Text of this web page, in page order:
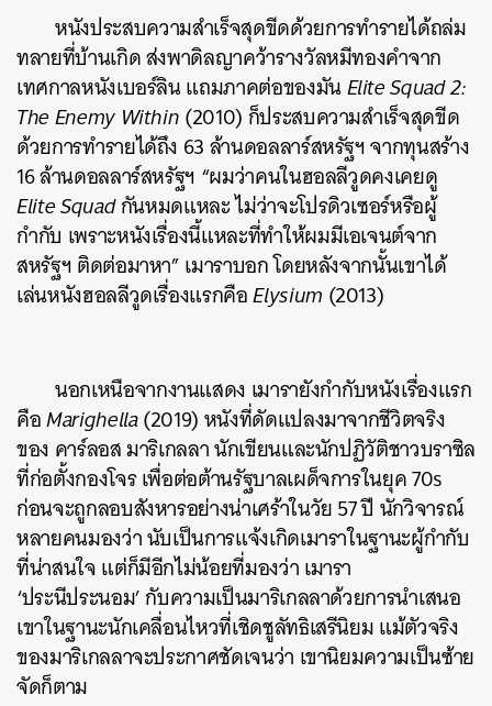
หนังประสบความสำเร็จสุดขีดด้วยการทำรายได้ถล่ม
ทลายที่บ้านเกิด ส่งพาดิลญาคว้ารางวัลหมีทองคำจาก
เทศกาลหนังเบอร์ลิน แถมภาคต่อของมันElite Squad 2:
The Enemy Within(2010) ก็ประสบความสำเร็จสุดขีด
ด้วยการทำรายได้ถึง 63 ล้านดอลลาร์สหรัฐฯ จากทุนสร้าง
16 ล้านดอลลาร์สหรัฐฯ “ผมว่าคนในฮอลลีวูดคงเคยดู
Elite Squadกันหมดแหละ ไม่ว่าจะโปรดิวเซอร์หรือผู้
กำกับ เพราะหนังเรื่องนี้แหละที่ทำให้ผมมีเอเจนต์จาก
สหรัฐฯ ติดต่อมาหา” เมาราบอก โดยหลังจากนั้นเขาได้
เล่นหนังฮอลลีวูดเรื่องแรกคือElysium (2013)
นอกเหนือจากงานแสดง เมารายังกำกับหนังเรื่องแรก
คือMarighella(2019)หนังที่ดัดแปลงมาจากชีวิตจริง
ของ คาร์ลอส มาริเกลลา นักเขียนและนักปฏิวัติชาวบราซิล
ที่ก่อตั้งกองโจร เพื่อต่อต้านรัฐบาลเผด็จการในยุค 70s
ก่อนจะถูกลอบสังหารอย่างน่าเศร้าในวัย 57 ปี นักวิจารณ์
หลายคนมองว่า นับเป็นการแจ้งเกิดเมาราในฐานะผู้กำกับ
ที่น่าสนใจ แต่ก็มีอีกไม่น้อยที่มองว่า เมารา
‘ประนีประนอม’ กับความเป็นมาริเกลลาด้วยการนำเสนอ
เขาในฐานะนักเคลื่อนไหวที่เชิดชูลัทธิเสรีนิยม แม้ตัวจริง
ของมาริเกลลาจะประกาศชัดเจนว่า เขานิยมความเป็นซ้าย
จัดก็ตาม